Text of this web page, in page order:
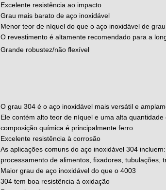
Excelente resistência ao impacto
Grau mais barato de aço inoxidável
Menor teor de níquel do que o aço inoxidável de
O revestimento é altamente recomendado para a
Grande robustez/não flexível
O grau 304 é o aço inoxidável mais versátil e
Ele contém alto teor de níquel e uma alta
composição química é principalmente ferro
Excelente resistência à corrosão
As aplicações comuns do aço inoxidável 304 incluem:
processamento de alimentos, fixadores,
Maior grau de aço inoxidável do que o 4003
304 tem boa resistência à oxidação